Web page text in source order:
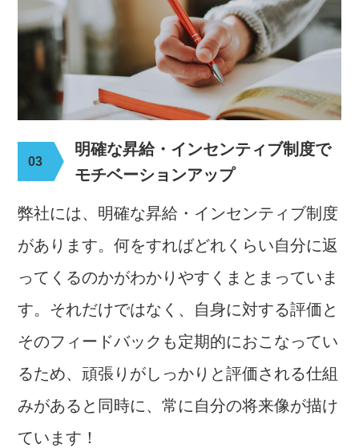
明確な昇給・インセンティブ制度で
モチベーションアップ
弊社には、明確な昇給・インセンティブ制度
があります。何をすればどれくらい自分に返
ってくるのかがわかりやすくまとまっていま
す。 それだけではなく、自身に対する評価と
そのフィードバックも定期的におこなってい
るため、頑張りがしっかりと評価される仕組
みがあると同時に、常に自分の将来像が描け
ています！